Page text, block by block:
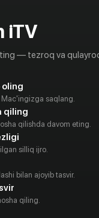
золота
iTV
— tezroq va
oling
Mac'ingizga saqlang.
qiling
qilishda davom eting.
silliq ijro.
bilan ajoyib tasvir.
qiling.